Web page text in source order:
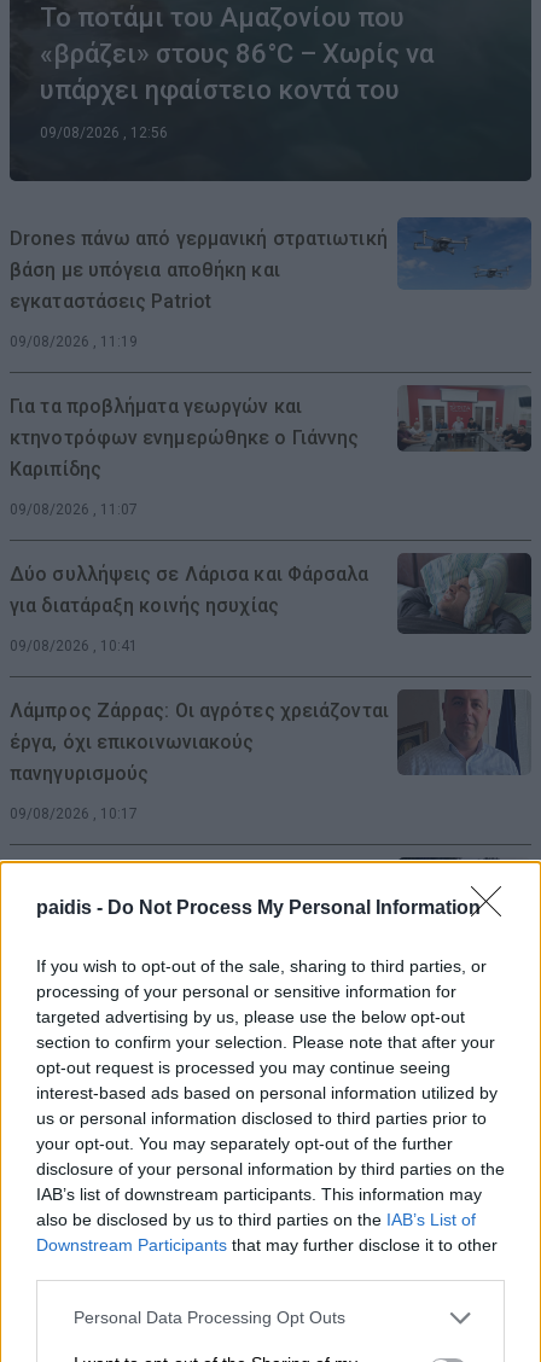
paidis - Do Not Process My Personal Information
If you wish to opt-out of the sale, sharing to third parties, or
processing of your personal or sensitive information for
targeted advertising by us, please use the below opt-out
section to confirm your selection. Please note that after your
opt-out request is processed you may continue seeing
interest-based ads based on personal information utilized by
us or personal information disclosed to third parties prior to
your opt-out. You may separately opt-out of the further
disclosure of your personal information by third parties on the
IAB’s list of downstream participants. This information may
also be disclosed by us to third parties on the IAB’s List of
Downstream Participants that may further disclose it to other
Personal Data Processing Opt Outs
Το ποτάμι του Αμαζονίου που
«βράζει» στους 86°C – Χωρίς να
υπάρχει ηφαίστειο κοντά του
09/08/2026 , 12:56
Drones πάνω από γερμανική στρατιωτική
βάση με υπόγεια αποθήκη και
εγκαταστάσεις Patriot
09/08/2026 , 11:19
Για τα προβλήματα γεωργών και
κτηνοτρόφων ενημερώθηκε ο Γιάννης
Καριπίδης
09/08/2026 , 11:07
Δύο συλλήψεις σε Λάρισα και Φάρσαλα
για διατάραξη κοινής ησυχίας
09/08/2026 , 10:41
Λάμπρος Ζάρρας: Οι αγρότες χρειάζονται
έργα, όχι επικοινωνιακούς
πανηγυρισμούς
09/08/2026 , 10:17
Εκσφενδονίστηκαν από τη μοτοσικλέτα
09/08/2026 , 10:14
Χρ. Κέλλας: Σημαντικοί πόροι για την
κτηνοτροφία και το 2026
09/08/2026 , 9:45
Νυχθημερόν ανοιχτά τα φώτα του
δημοτικού φωτισμού σε Τύρναβο,
Γιάννουλη, Αμπελώνα, Βρυότοπο και
Δένδρα λόγω βλάβης του ΔΕΔΔΗΕ
09/08/2026 , 9:36